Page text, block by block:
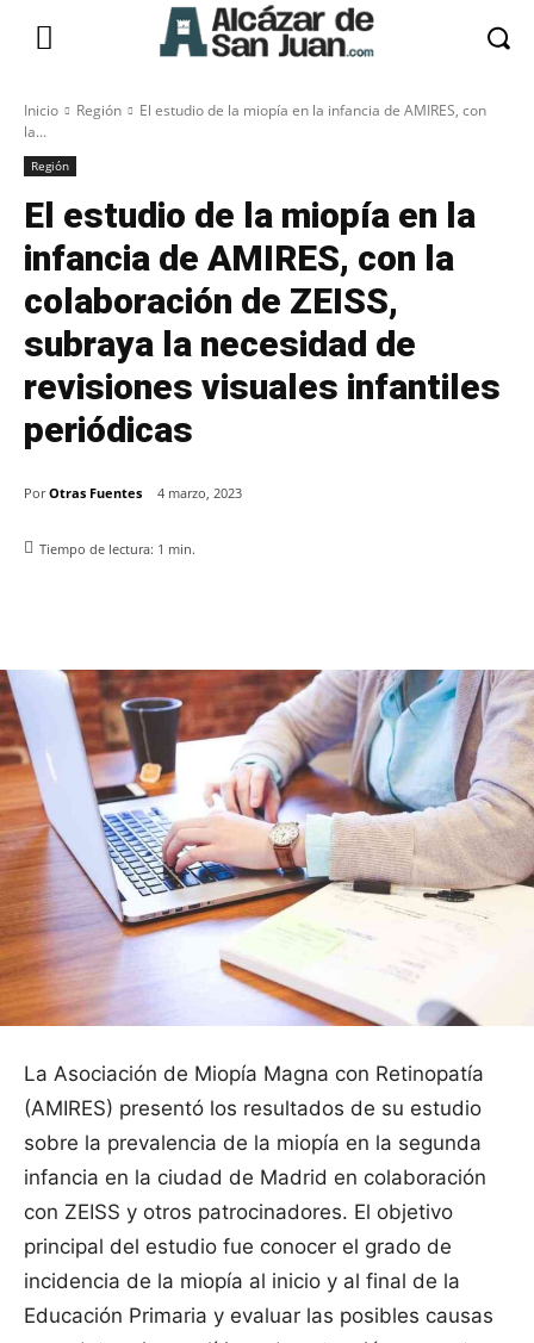
Inicio Región
El estudio de la miopía en la infancia de AMIRES, con
la...
Región
El estudio de la miopía en la
infancia de AMIRES, con la
colaboración de ZEISS,
subraya la necesidad de
revisiones visuales infantiles
periódicas
Por Otras Fuentes 4 marzo, 2023
Tiempo de lectura: 1 min.
La Asociación de Miopía Magna con Retinopatía
(AMIRES) presentó los resultados de su estudio
sobre la prevalencia de la miopía en la segunda
infancia en la ciudad de Madrid en colaboración
con ZEISS y otros patrocinadores. El objetivo
principal del estudio fue conocer el grado de
incidencia de la miopía al inicio y al final de la
Educación Primaria y evaluar las posibles causas